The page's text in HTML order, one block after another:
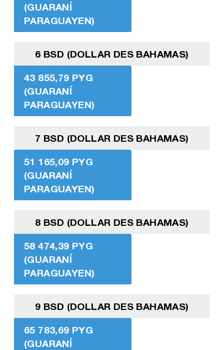
(GUARANÍ
PARAGUAYEN)
6 BSD (DOLLAR DES BAHAMAS)
43 855,79 PYG
(GUARANÍ
PARAGUAYEN)
7 BSD (DOLLAR DES BAHAMAS)
51 165,09 PYG
(GUARANÍ
PARAGUAYEN)
8 BSD (DOLLAR DES BAHAMAS)
58 474,39 PYG
(GUARANÍ
PARAGUAYEN)
9 BSD (DOLLAR DES BAHAMAS)
65 783,69 PYG
(GUARANÍ